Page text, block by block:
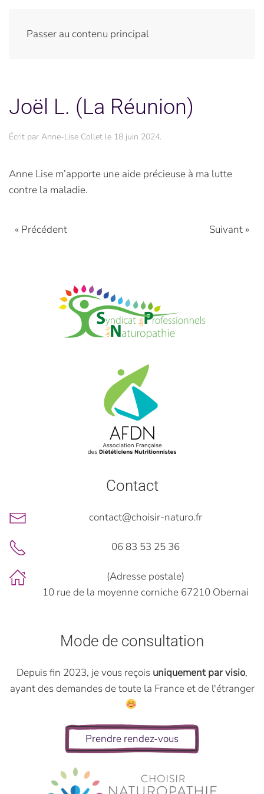
Passer au contenu principal
Joël L. (La Réunion)
Écrit par Anne-Lise Collet le 18 juin 2024.
Anne Lise m’apporte une aide précieuse à ma lutte
contre la maladie.
« Précédent Suivant »
Contact
contact@choisir-naturo.fr
06 83 53 25 36
(Adresse postale)
10 rue de la moyenne corniche 67210 Obernai
Mode de consultation
Depuis fin 2023, je vous reçois uniquement par visio,
ayant des demandes de toute la France et de l'étranger
Prendre rendez-vous